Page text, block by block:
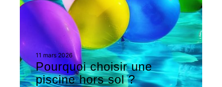
11 mars 2026
Pourquoi choisir une
piscine hors sol ?